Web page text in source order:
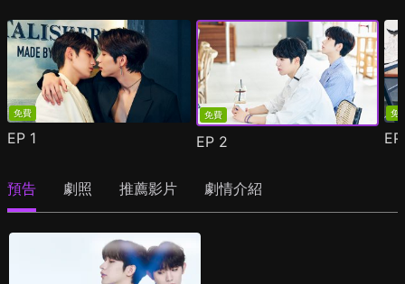
免費
EP 1
免費
EP 2
免
預告 劇照 推薦影片 劇情介紹